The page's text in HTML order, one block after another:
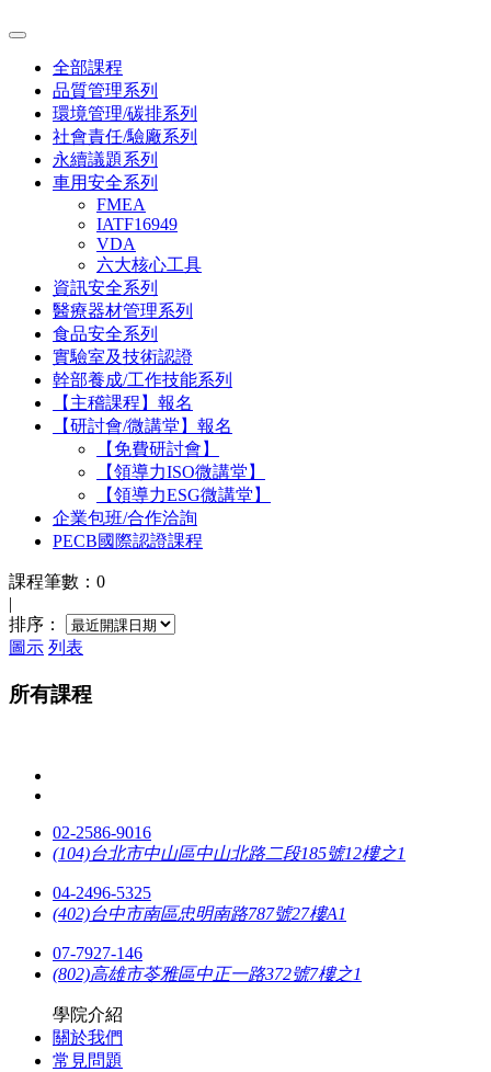
全部課程
品質管理系列
環境管理/碳排系列
社會責任/驗廠系列
永續議題系列
車用安全系列
FMEA
IATF16949
VDA
六大核心工具
資訊安全系列
醫療器材管理系列
食品安全系列
實驗室及技術認證
幹部養成/工作技能系列
【主稽課程】報名
【研討會/微講堂】報名
【免費研討會】
【領導力ISO微講堂】
【領導力ESG微講堂】
企業包班/合作洽詢
PECB國際認證課程
課程筆數：0
|
排序：
圖示 列表
所有課程
02-2586-9016
(104)台北市中山區中山北路二段185號12樓之1
04-2496-5325
(402)台中市南區忠明南路787號27樓A1
07-7927-146
(802)高雄市苓雅區中正一路372號7樓之1
學院介紹
關於我們
常見問題